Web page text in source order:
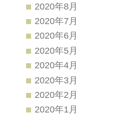
2020年8月
2020年7月
2020年6月
2020年5月
2020年4月
2020年3月
2020年2月
2020年1月